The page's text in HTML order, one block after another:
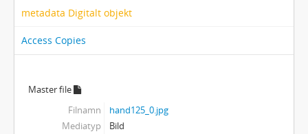
metadata Digitalt objekt
Access Copies
Master file
Filnamn
hand125_0.jpg
Mediatyp
Bild